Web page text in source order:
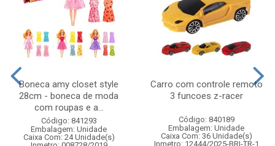
Boneca amy closet style
28cm - boneca de moda
com roupas e a...
Código: 841293
Embalagem: Unidade
Caixa Com: 24 Unidade(s)
Carro com controle remoto
3 funcoes z-racer
Código: 840189
Embalagem: Unidade
Caixa Com: 36 Unidade(s)
Inmetro: 12444/2025-BRI-TR-1